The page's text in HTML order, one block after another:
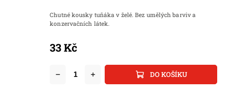
33 Kč
DO KOŠÍKU
Chutné kousky tuňáka v želé. Bez umělých barviv a
konzervačních látek.